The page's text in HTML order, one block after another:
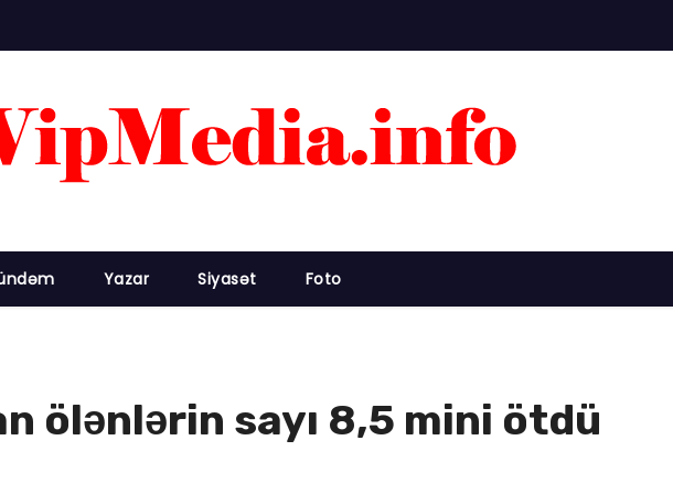
Yazar Siyasət Foto
ölənlərin sayı 8,5 mini ötdü